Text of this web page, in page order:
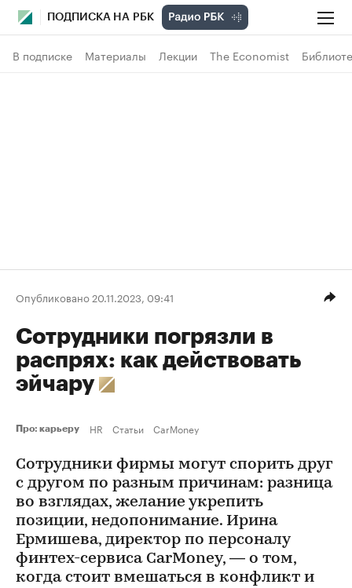
ПОДПИСКА НА РБК
В подписке Материалы Лекции The Economist
Опубликовано 20.11.2023, 09:41
Сотрудники погрязли в
распрях: как действовать
эйчару
Про: карьеру HR Статьи CarMoney
Сотрудники фирмы могут спорить друг
с другом по разным причинам: разница
во взглядах, желание укрепить
позиции, недопонимание. Ирина
Ермишева, директор по персоналу
финтех-сервиса CarMoney, — о том,
когда стоит вмешаться в конфликт и